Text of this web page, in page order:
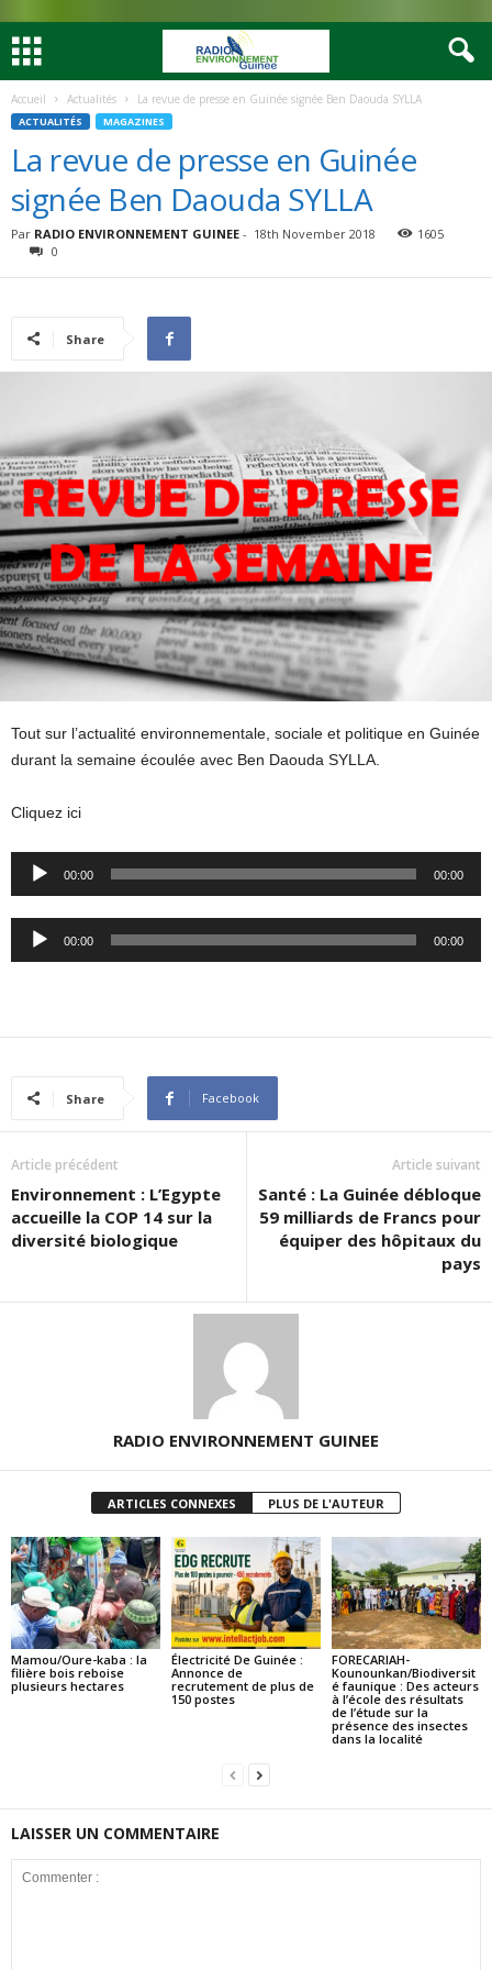
Accueil Actualités La revue de presse en Guinée signée Ben Daouda SYLLA
ACTUALITÉS MAGAZINES
La revue de presse en Guinée
signée Ben Daouda SYLLA
Par RADIO ENVIRONNEMENT GUINEE - 18th November 2018
1605
0
Share
Tout sur l’actualité environnementale, sociale et politique en Guinée
durant la semaine écoulée avec Ben Daouda SYLLA.
Cliquez ici
Audio
00:00 00:00
Audio
00:00 00:00
Share Facebook
Article précédent
Environnement : L’Egypte
accueille la COP 14 sur la
diversité biologique
Article suivant
Santé : La Guinée débloque
59 milliards de Francs pour
équiper des hôpitaux du
pays
RADIO ENVIRONNEMENT GUINEE
ARTICLES CONNEXES PLUS DE L'AUTEUR
Mamou/Oure-kaba : la
filière bois reboise
plusieurs hectares
Électricité De Guinée :
Annonce de
recrutement de plus de
150 postes
FORECARIAH-
Kounounkan/Biodiversit
é faunique : Des acteurs
à l’école des résultats
de l’étude sur la
présence des insectes
dans la localité
LAISSER UN COMMENTAIRE